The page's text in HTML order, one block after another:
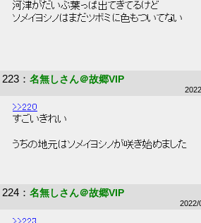
河津がだいぶ葉っぱ出てきてるけど
ソメイヨシノはまだツボミに色もついてない
223 ： 名無しさん＠故郷VIP
>>220
すごいきれい
うちの地元はソメイヨシノが咲き始めました
224 ： 名無しさん＠故郷VIP
2022/